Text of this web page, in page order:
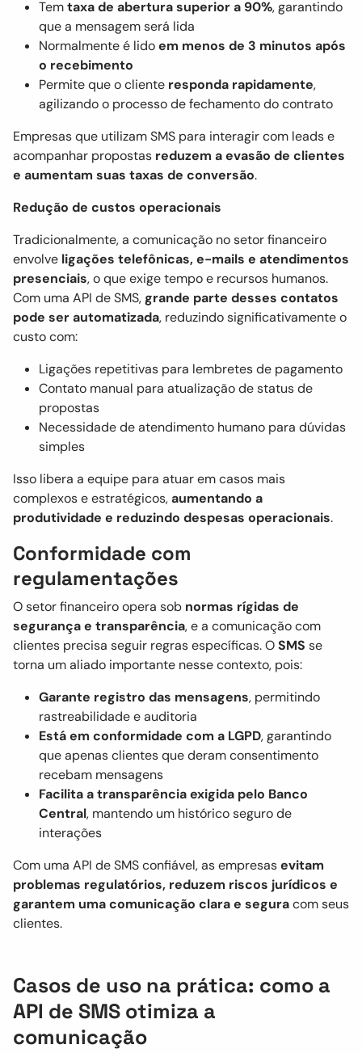
Temtaxa de abertura superior a 90%, garantindo
que a mensagem será lida
Normalmente é lidoem menos de 3 minutos após
o recebimento
Permite que o cliente responda rapidamente,
agilizando o processo de fechamento do contrato
Empresas que utilizam SMS para interagir com leads e
acompanhar propostas reduzem a evasão de clientes
e aumentam suas taxas de conversão.
Redução de custos operacionais
Tradicionalmente, a comunicação no setor financeiro
envolve ligações telefônicas, e-mails e atendimentos
presenciais, o que exige tempo e recursos humanos.
Com uma API de SMS,grande parte desses contatos
pode ser automatizada, reduzindo significativamente o
custo com:
Ligações repetitivas para lembretes de pagamento
Contato manual para atualização de status de
propostas
Necessidade de atendimento humano para dúvidas
simples
Isso libera a equipe para atuar em casos mais
complexos e estratégicos,aumentando a
produtividade e reduzindo despesas operacionais.
Conformidade com
regulamentações
O setor financeiro opera sob normas rígidas de
segurança e transparência, e a comunicação com
clientes precisa seguir regras específicas. OSMS se
torna um aliado importante nesse contexto, pois:
Garante registro das mensagens, permitindo
rastreabilidade e auditoria
Está em conformidade com a LGPD, garantindo
que apenas clientes que deram consentimento
recebam mensagens
Facilita a transparência exigida pelo Banco
Central, mantendo um histórico seguro de
interações
Com uma API de SMS confiável, as empresasevitam
problemas regulatórios, reduzem riscos jurídicos e
garantem uma comunicação clara e seguracom seus
clientes.
Casos de uso na prática: como a
API de SMS otimiza a
comunicação